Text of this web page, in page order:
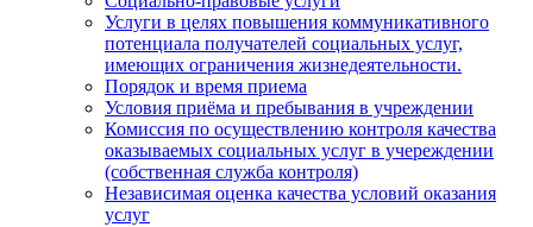
Услуги в целях повышения коммуникативного
потенциала получателей социальных услуг,
имеющих ограничения жизнедеятельности.
Порядок и время приема
Условия приёма и пребывания в учреждении
Комиссия по осуществлению контроля качества
оказываемых социальных услуг в учереждении
(собственная служба контроля)
Независимая оценка качества условий оказания
услуг